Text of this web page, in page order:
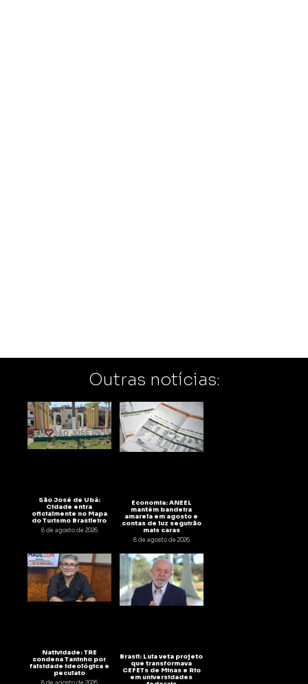
Outras notícias:
São José de Ubá:
Cidade entra
oficialmente no Mapa
do Turismo Brasileiro
8 de agosto de 2026
Economia: ANEEL
mantém bandeira
amarela em agosto e
contas de luz seguirão
mais caras
8 de agosto de 2026
Natividade: TRE
condena Taninho por
falsidade ideológica e
peculato
Brasil: Lula veta projeto
que transformava
CEFETs de Minas e Rio
em universidades